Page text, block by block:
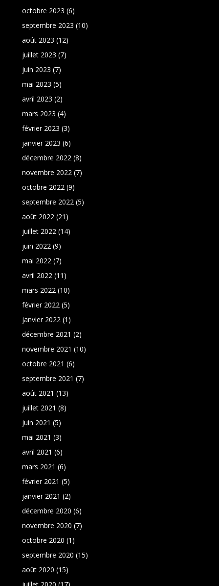
octobre 2023 (6)
septembre 2023 (10)
août 2023 (12)
juillet 2023 (7)
juin 2023 (7)
mai 2023 (5)
avril 2023 (2)
mars 2023 (4)
février 2023 (3)
janvier 2023 (6)
décembre 2022(8)
novembre 2022(7)
octobre 2022(9)
septembre 2022(5)
août 2022(21)
juillet 2022(14)
juin 2022(9)
mai 2022(7)
avril 2022(11)
mars 2022(10)
février 2022(5)
janvier 2022(1)
décembre 2021 (2)
novembre 2021 (10)
octobre 2021 (6)
septembre 2021 (7)
août 2021 (13)
juillet 2021 (8)
juin 2021 (5)
mai 2021 (3)
avril 2021 (6)
mars 2021 (6)
février 2021 (5)
janvier 2021 (2)
décembre 2020 (6)
novembre 2020 (7)
octobre 2020 (1)
septembre 2020 (15)
août 2020 (15)